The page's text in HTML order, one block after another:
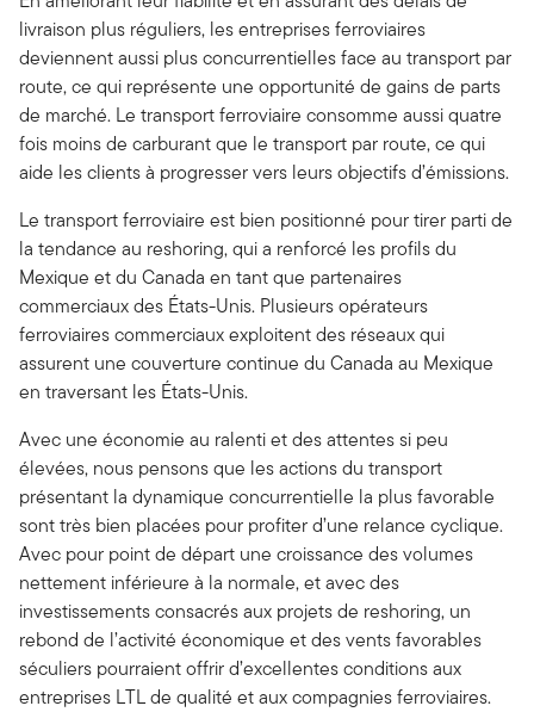
livraison plus réguliers, les entreprises ferroviaires
deviennent aussi plus concurrentielles face au transport par
route, ce qui représente une opportunité de gains de parts
de marché. Le transport ferroviaire consomme aussi quatre
fois moins de carburant que le transport par route, ce qui
aide les clients à progresser vers leurs objectifs d’émissions.
Le transport ferroviaire est bien positionné pour tirer parti de
la tendance au reshoring, qui a renforcé les profils du
Mexique et du Canada en tant que partenaires
commerciaux des États-Unis. Plusieurs opérateurs
ferroviaires commerciaux exploitent des réseaux qui
assurent une couverture continue du Canada au Mexique
en traversant les États-Unis.
Avec une économie au ralenti et des attentes si peu
élevées, nous pensons que les actions du transport
présentant la dynamique concurrentielle la plus favorable
sont très bien placées pour profiter d’une relance cyclique.
Avec pour point de départ une croissance des volumes
nettement inférieure à la normale, et avec des
investissements consacrés aux projets de reshoring, un
rebond de l’activité économique et des vents favorables
séculiers pourraient offrir d’excellentes conditions aux
entreprises LTL de qualité et aux compagnies ferroviaires.